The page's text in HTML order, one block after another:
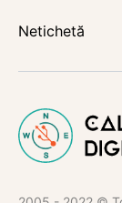
Netichetă